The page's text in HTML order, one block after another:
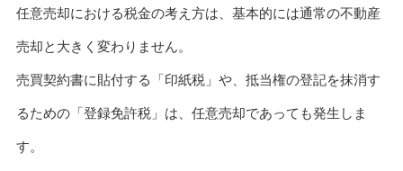
任意売却における税金の考え方は、基本的には通常の不動産
売却と大きく変わりません。
売買契約書に貼付する「印紙税」や、抵当権の登記を抹消す
るための「登録免許税」は、任意売却であっても発生しま
す。